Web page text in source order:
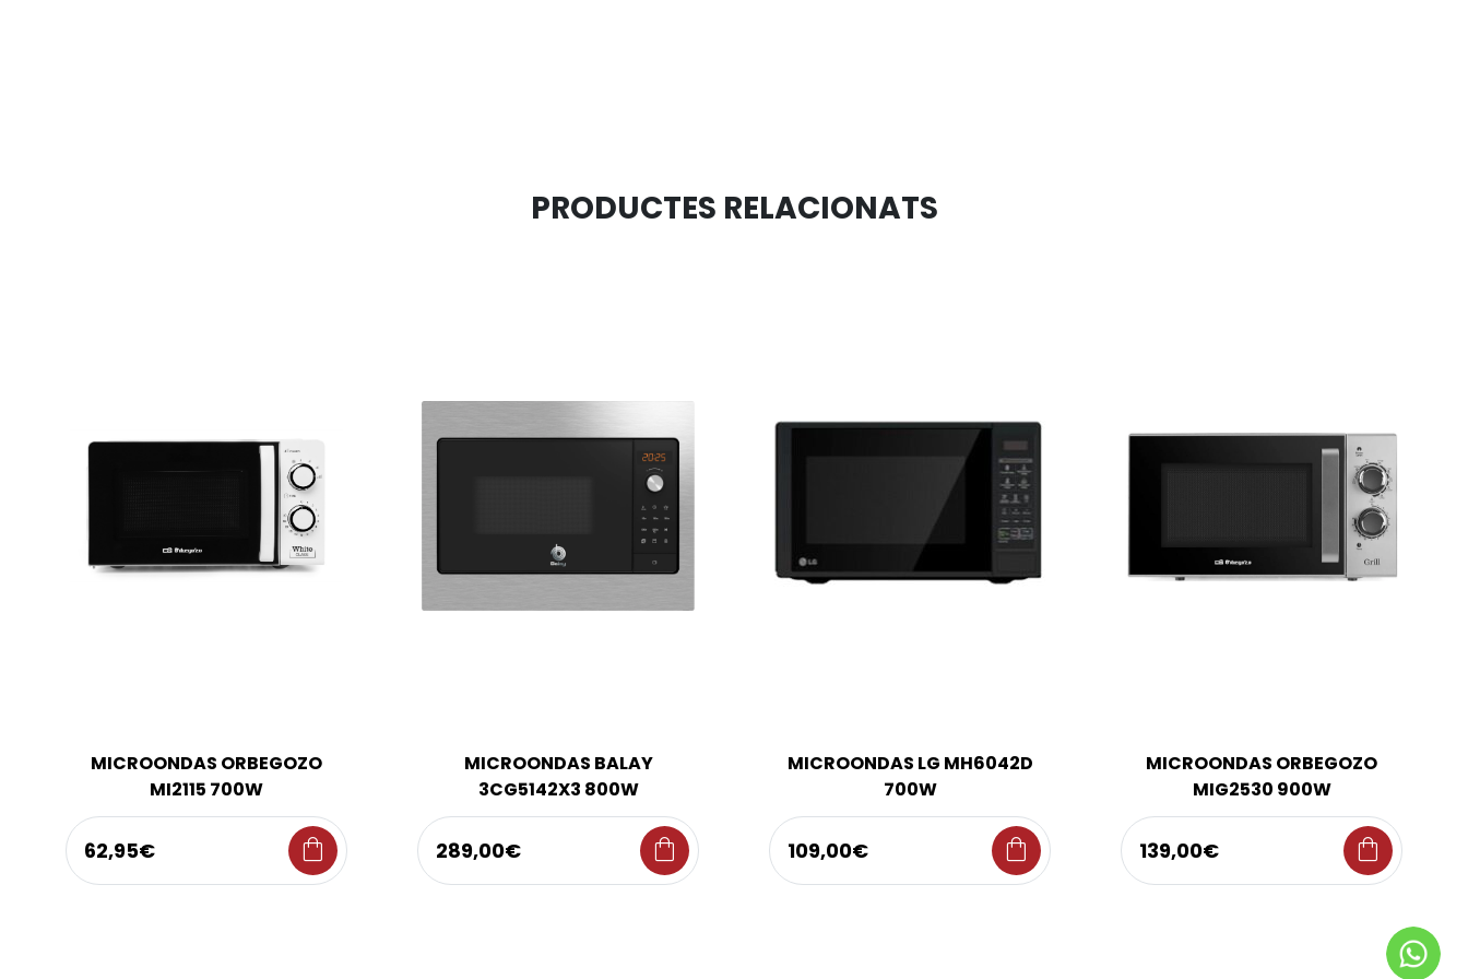
PRODUCTES RELACIONATS
MICROONDAS ORBEGOZO
MI2115 700W
62,95€ shopping_bag
MICROONDAS BALAY
3CG5142X3 800W
289,00€ shopping_bag
MICROONDAS LG MH6042D
700W
109,00€ shopping_bag
MICROONDAS ORBEGOZO
MIG2530 900W
139,00€ shopping_bag